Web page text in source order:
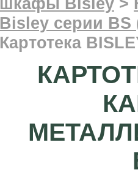
шкафы Bisley >
Bisley серии
Картотека